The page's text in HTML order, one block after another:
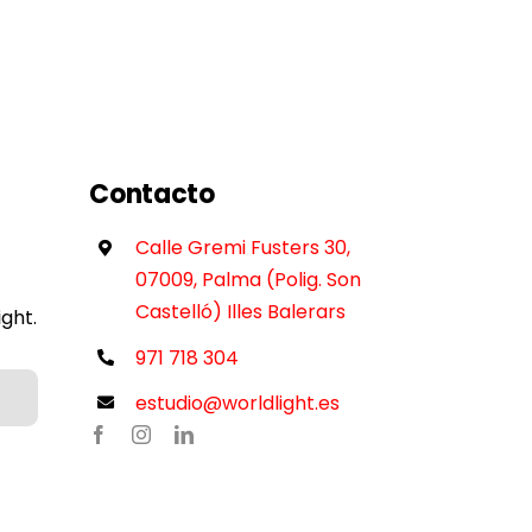
Contacto
Calle Gremi Fusters 30,
07009, Palma (Polig. Son
Castelló) Illes Balerars
971 718 304
estudio@worldlight.es